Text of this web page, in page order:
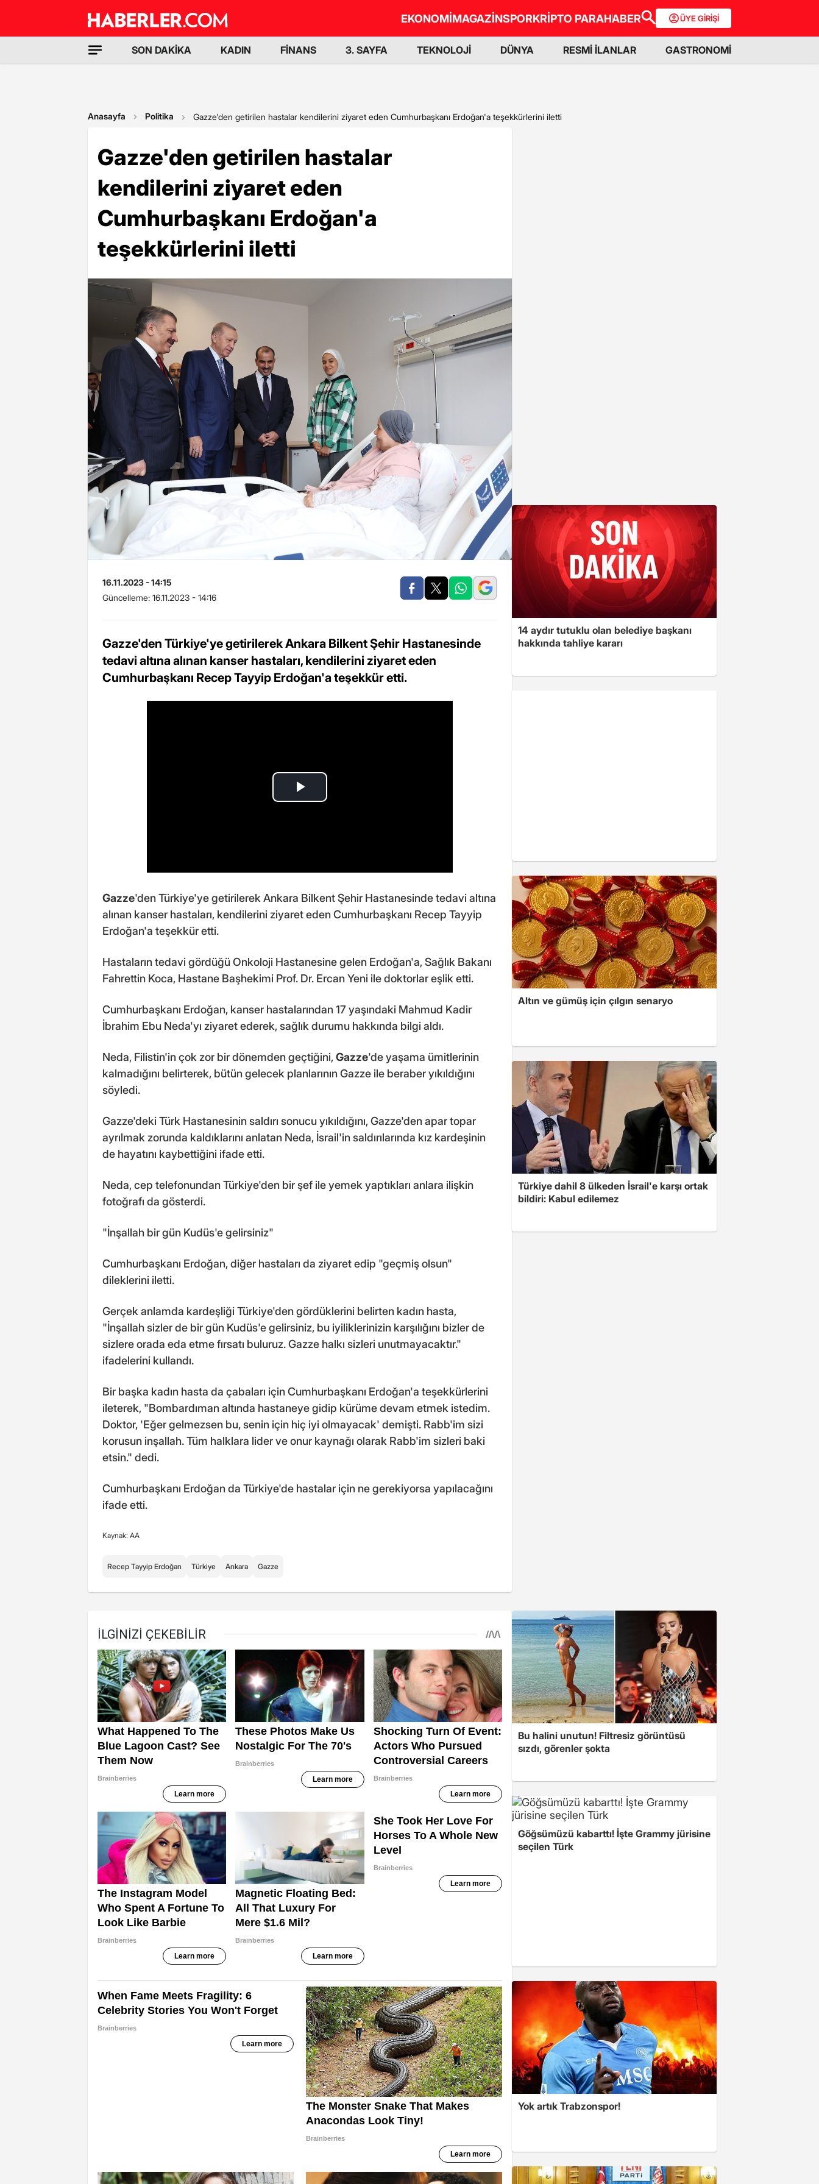
EKONOMİMAGAZİNSPORKRİPTO PARAHABER ÜYE GİRİŞİ
SON DAKİKA KADIN FİNANS 3. SAYFA TEKNOLOJİ DÜNYA RESMİ İLANLAR GASTRONOMİ
Anasayfa Politika Gazze'den getirilen hastalar kendilerini ziyaret eden Cumhurbaşkanı Erdoğan'a teşekkürlerini iletti
Gazze'den getirilen hastalar
kendilerini ziyaret eden
Cumhurbaşkanı Erdoğan'a
teşekkürlerini iletti
16.11.2023 - 14:15
Güncelleme: 16.11.2023 - 14:16
Gazze'den Türkiye'ye getirilerek Ankara Bilkent Şehir Hastanesinde
tedavi altına alınan kanser hastaları, kendilerini ziyaret eden
Cumhurbaşkanı Recep Tayyip Erdoğan'a teşekkür etti.
Gazze'den Türkiye'ye getirilerek Ankara Bilkent Şehir Hastanesinde tedavi altına
alınan kanser hastaları, kendilerini ziyaret eden Cumhurbaşkanı Recep Tayyip
Erdoğan'a teşekkür etti.
Hastaların tedavi gördüğü Onkoloji Hastanesine gelen Erdoğan'a, Sağlık Bakanı
Fahrettin Koca, Hastane Başhekimi Prof. Dr. Ercan Yeni ile doktorlar eşlik etti.
Cumhurbaşkanı Erdoğan, kanser hastalarından 17 yaşındaki Mahmud Kadir
İbrahim Ebu Neda'yı ziyaret ederek, sağlık durumu hakkında bilgi aldı.
Neda, Filistin'in çok zor bir dönemden geçtiğini,Gazze'de yaşama ümitlerinin
kalmadığını belirterek, bütün gelecek planlarının Gazze ile beraber yıkıldığını
söyledi.
Gazze'deki Türk Hastanesinin saldırı sonucu yıkıldığını, Gazze'den apar topar
ayrılmak zorunda kaldıklarını anlatan Neda, İsrail'in saldırılarında kız kardeşinin
de hayatını kaybettiğini ifade etti.
Neda, cep telefonundan Türkiye'den bir şef ile yemek yaptıkları anlara ilişkin
fotoğrafı da gösterdi.
"İnşallah bir gün Kudüs'e gelirsiniz"
Cumhurbaşkanı Erdoğan, diğer hastaları da ziyaret edip "geçmiş olsun"
dileklerini iletti.
Gerçek anlamda kardeşliği Türkiye'den gördüklerini belirten kadın hasta,
"İnşallah sizler de bir gün Kudüs'e gelirsiniz, bu iyiliklerinizin karşılığını bizler de
sizlere orada eda etme fırsatı buluruz. Gazze halkı sizleri unutmayacaktır."
ifadelerini kullandı.
Bir başka kadın hasta da çabaları için Cumhurbaşkanı Erdoğan'a teşekkürlerini
ileterek, "Bombardıman altında hastaneye gidip kürüme devam etmek istedim.
Doktor, 'Eğer gelmezsen bu, senin için hiç iyi olmayacak' demişti. Rabb'im sizi
korusun inşallah. Tüm halklara lider ve onur kaynağı olarak Rabb'im sizleri baki
etsin." dedi.
Cumhurbaşkanı Erdoğan da Türkiye'de hastalar için ne gerekiyorsa yapılacağını
ifade etti.
Kaynak: AA
Recep Tayyip Erdoğan Türkiye Ankara Gazze
14 aydır tutuklu olan belediye başkanı
hakkında tahliye kararı
Altın ve gümüş için çılgın senaryo
Türkiye dahil 8 ülkeden İsrail'e karşı ortak
bildiri: Kabul edilemez
Bu halini unutun! Filtresiz görüntüsü
sızdı, görenler şokta
Göğsümüzü kabarttı! İşte Grammy jürisine
seçilen Türk
Yok artık Trabzonspor!